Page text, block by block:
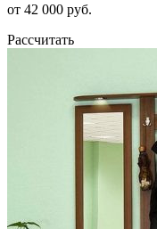
от 42 000 руб.
Рассчитать